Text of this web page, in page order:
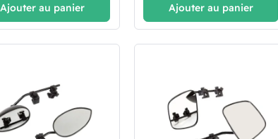
Ajouter au panier Ajouter au panier